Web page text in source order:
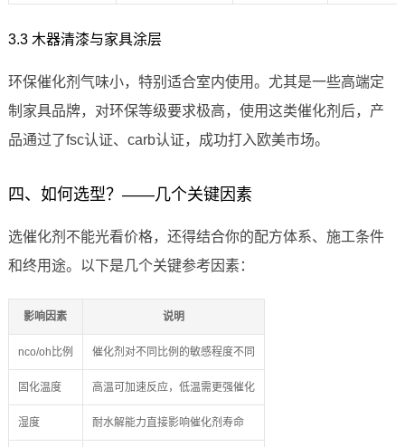
3.3 木器清漆与家具涂层
环保催化剂气味小，特别适合室内使用。尤其是一些高端定
制家具品牌，对环保等级要求极高，使用这类催化剂后，产
品通过了fsc认证、carb认证，成功打入欧美市场。
四、如何选型？——几个关键因素
选催化剂不能光看价格，还得结合你的配方体系、施工条件
和终用途。以下是几个关键参考因素：
影响因素 说明
nco/oh比例 催化剂对不同比例的敏感程度不同
固化温度 高温可加速反应，低温需更强催化
湿度 耐水解能力直接影响催化剂寿命